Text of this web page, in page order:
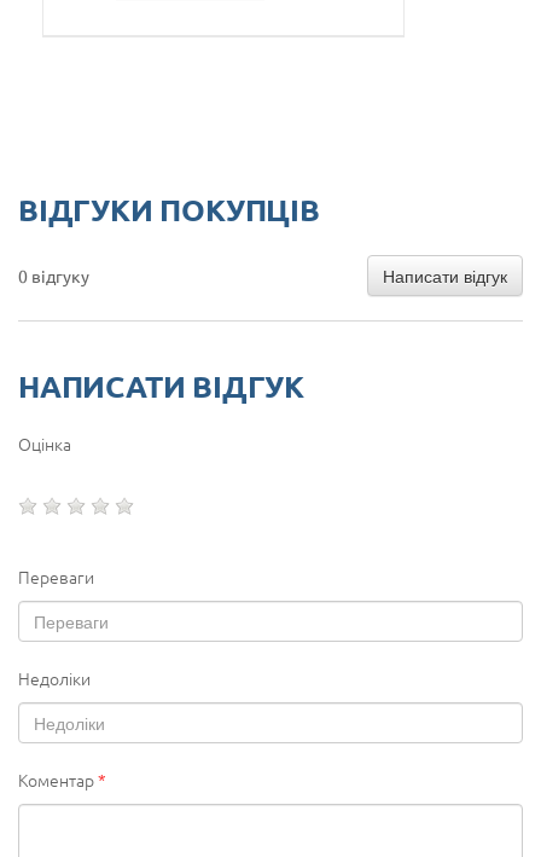
ВІДГУКИ ПОКУПЦІВ
0 відгуку Написати відгук
НАПИСАТИ ВІДГУК
Оцінка
Переваги
Недоліки
Коментар*